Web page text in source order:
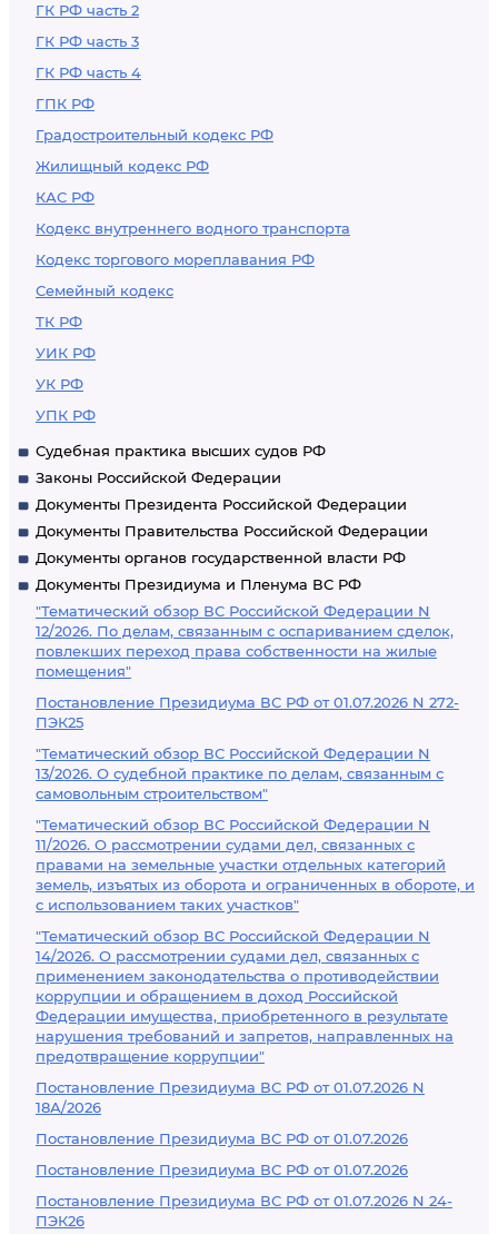
ГК РФ часть 2
ГК РФ часть 3
ГК РФ часть 4
ГПК РФ
Градостроительный кодекс РФ
Жилищный кодекс РФ
КАС РФ
Кодекс внутреннего водного транспорта
Кодекс торгового мореплавания РФ
Семейный кодекс
ТК РФ
УИК РФ
УК РФ
УПК РФ
Судебная практика высших судов РФ
Законы Российской Федерации
Документы Президента Российской Федерации
Документы Правительства Российской Федерации
Документы органов государственной власти РФ
Документы Президиума и Пленума ВС РФ
"Тематический обзор ВС Российской Федерации N
12/2026. По делам, связанным с оспариванием сделок,
повлекших переход права собственности на жилые
помещения"
Постановление Президиума ВС РФ от 01.07.2026 N 272-
ПЭК25
"Тематический обзор ВС Российской Федерации N
13/2026. О судебной практике по делам, связанным с
самовольным строительством"
"Тематический обзор ВС Российской Федерации N
11/2026. О рассмотрении судами дел, связанных с
правами на земельные участки отдельных категорий
земель, изъятых из оборота и ограниченных в обороте, и
с использованием таких участков"
"Тематический обзор ВС Российской Федерации N
14/2026. О рассмотрении судами дел, связанных с
применением законодательства о противодействии
коррупции и обращением в доход Российской
Федерации имущества, приобретенного в результате
нарушения требований и запретов, направленных на
предотвращение коррупции"
Постановление Президиума ВС РФ от 01.07.2026 N
18А/2026
Постановление Президиума ВС РФ от 01.07.2026
Постановление Президиума ВС РФ от 01.07.2026
Постановление Президиума ВС РФ от 01.07.2026 N 24-
ПЭК26